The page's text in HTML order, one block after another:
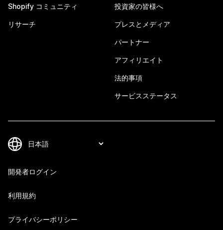
Shopify コミュニティ
リサーチ
投資家の皆様へ
プレスとメディア
パートナー
アフィリエイト
法的事項
サービスステータス
開発者ログイン
利用規約
プライバシーポリシー